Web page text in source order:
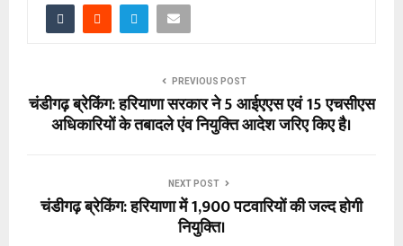
PREVIOUS POST
चंडीगढ़ ब्रेकिंग: हरियाणा सरकार ने 5 आईएएस एवं 15 एचसीएस
अधिकारियों के तबादले एंव नियुक्ति आदेश जरिए किए है।
NEXT POST
चंडीगढ़ ब्रेकिंग: हरियाणा में 1,900 पटवारियों की जल्द होगी
नियुक्ति।